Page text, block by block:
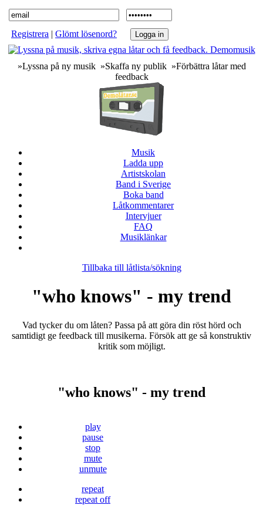
Registrera | Glömt lösenord?
»Lyssna på ny musik »Skaffa ny publik »Förbättra låtar med
feedback
Musik
Ladda upp
Artistskolan
Band i Sverige
Boka band
Låtkommentarer
Intervjuer
FAQ
Musiklänkar
Tillbaka till låtlista/sökning
"who knows" - my trend
Vad tycker du om låten? Passa på att göra din röst hörd och
samtidigt ge feedback till musikerna. Försök att ge så konstruktiv
kritik som möjligt.
"who knows" - my trend
play
pause
stop
mute
unmute
repeat
repeat off